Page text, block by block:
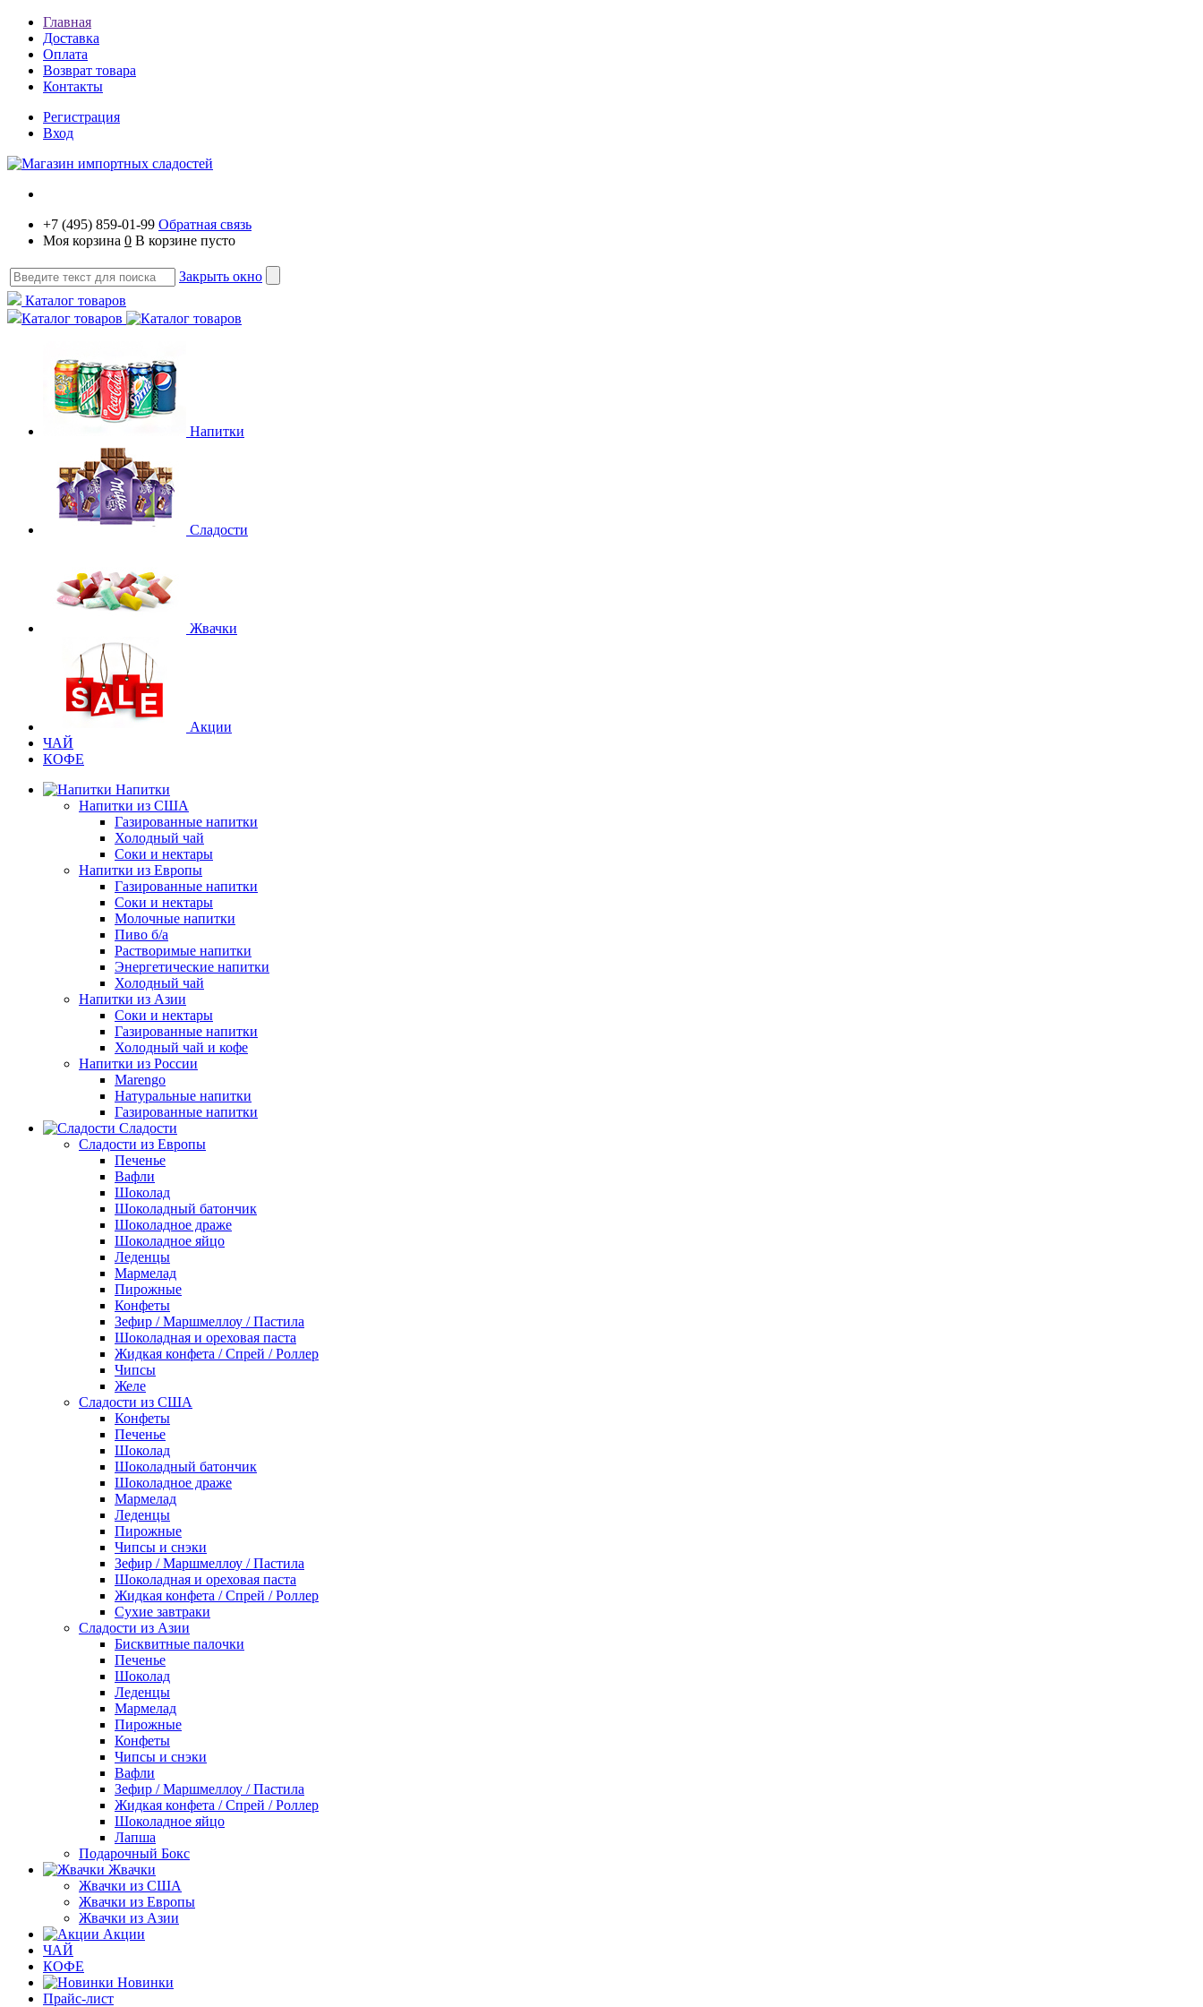
Главная
Доставка
Оплата
Возврат товара
Контакты
Регистрация
Вход
+7 (495) 859-01-99 Обратная связь
Моя корзина 0 В корзине пусто
Закрыть окно
Каталог товаров
Каталог товаров
Напитки
Сладости
Жвачки
Акции
ЧАЙ
КОФЕ
Напитки
Напитки из США
Газированные напитки
Холодный чай
Соки и нектары
Напитки из Европы
Газированные напитки
Соки и нектары
Молочные напитки
Пиво б/а
Растворимые напитки
Энергетические напитки
Холодный чай
Напитки из Азии
Соки и нектары
Газированные напитки
Холодный чай и кофе
Напитки из России
Marengo
Натуральные напитки
Газированные напитки
Сладости
Сладости из Европы
Печенье
Вафли
Шоколад
Шоколадный батончик
Шоколадное драже
Шоколадное яйцо
Леденцы
Мармелад
Пирожные
Конфеты
Зефир / Маршмеллоу / Пастила
Шоколадная и ореховая паста
Жидкая конфета / Спрей / Роллер
Чипсы
Желе
Сладости из США
Конфеты
Печенье
Шоколад
Шоколадный батончик
Шоколадное драже
Мармелад
Леденцы
Пирожные
Чипсы и снэки
Зефир / Маршмеллоу / Пастила
Шоколадная и ореховая паста
Жидкая конфета / Спрей / Роллер
Сухие завтраки
Сладости из Азии
Бисквитные палочки
Печенье
Шоколад
Леденцы
Мармелад
Пирожные
Конфеты
Чипсы и снэки
Вафли
Зефир / Маршмеллоу / Пастила
Жидкая конфета / Спрей / Роллер
Шоколадное яйцо
Лапша
Подарочный Бокс
Жвачки
Жвачки из США
Жвачки из Европы
Жвачки из Азии
Акции
ЧАЙ
КОФЕ
Новинки
Прайс-лист